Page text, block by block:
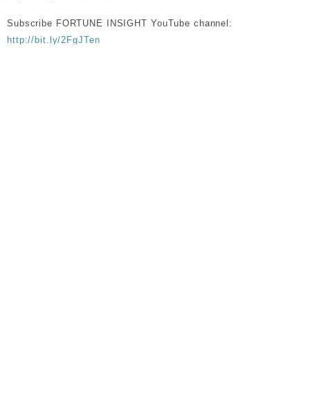
Subscribe FORTUNE INSIGHT YouTube channel:
http://bit.ly/2FgJTen